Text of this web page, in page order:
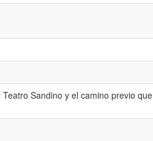
Sandino y el camino previo que